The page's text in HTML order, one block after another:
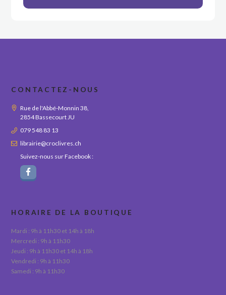
CONTACTEZ-NOUS
Rue de l'Abbé-Monnin 38,
2854 Bassecourt JU
079 548 83 13
librairie@croclivres.ch
Suivez-nous sur Facebook :
HORAIRE DE LA BOUTIQUE
Mardi : 9h à 11h30 et 14h à 18h
Mercredi : 9h à 11h30
Jeudi : 9h à 11h30 et 14h à 18h
Vendredi : 9h à 11h30
Samedi : 9h à 11h30